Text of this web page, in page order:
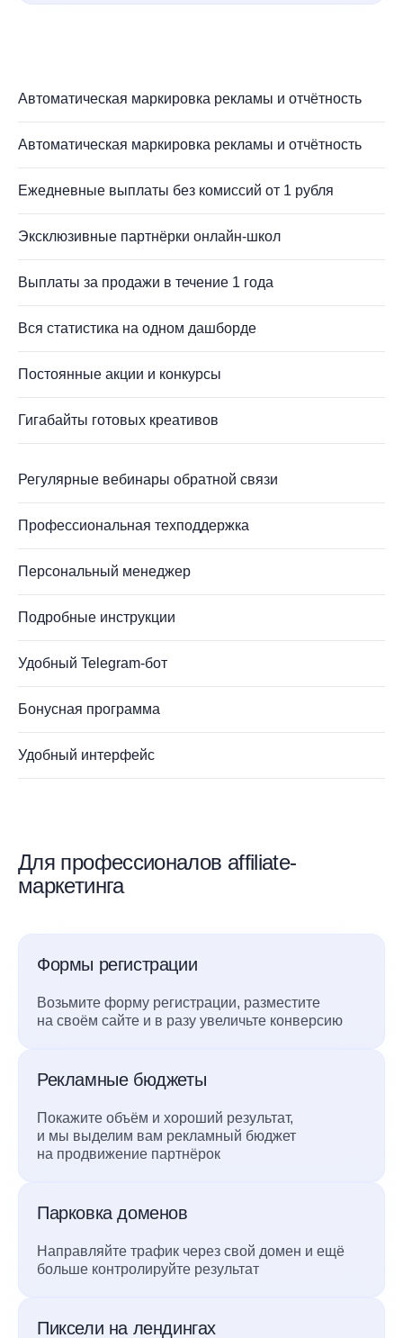
Автоматическая маркировка рекламы и отчётность
Автоматическая маркировка рекламы и отчётность
Ежедневные выплаты без комиссий от 1 рубля
Эксклюзивные партнёрки онлайн-школ
Выплаты за продажи в течение 1 года
Вся статистика на одном дашборде
Постоянные акции и конкурсы
Гигабайты готовых креативов
Регулярные вебинары обратной связи
Профессиональная техподдержка
Персональный менеджер
Подробные инструкции
Удобный Telegram-бот
Бонусная программа
Удобный интерфейс
Для профессионалов affiliate-
маркетинга
Формы регистрации
Возьмите форму регистрации, разместите
на своём сайте и в разу увеличьте конверсию
Рекламные бюджеты
Покажите объём и хороший результат,
и мы выделим вам рекламный бюджет
на продвижение партнёрок
Парковка доменов
Направляйте трафик через свой домен и ещё
больше контролируйте результат
Пиксели на лендингах